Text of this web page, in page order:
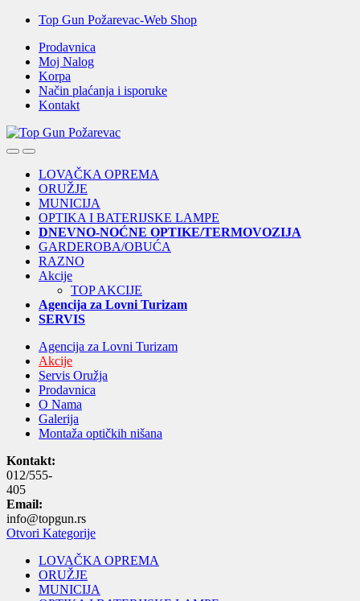
Skip
navigation
Skip
content
Top Gun Požarevac-Web Shop
Prodavnica
Moj Nalog
Korpa
Način plaćanja i isporuke
Kontakt
OpenClose
LOVAČKA OPREMA
ORUŽJE
MUNICIJA
OPTIKA I BATERIJSKE LAMPE
DNEVNO-NOĆNE OPTIKE/TERMOVOZIJA
GARDEROBA/OBUĆA
RAZNO
Akcije
TOP AKCIJE
Agencija za Lovni Turizam
SERVIS
Agencija za Lovni Turizam
Akcije
Servis Oružja
Prodavnica
O Nama
Galerija
Montaža optičkih nišana
Kontakt:
012/555-
405
Email:
info@topgun.rs
Otvori Kategorije
LOVAČKA OPREMA
ORUŽJE
MUNICIJA